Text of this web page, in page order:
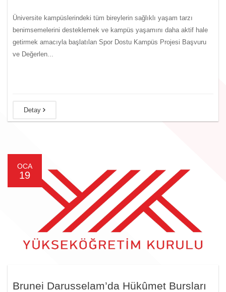
Üniversite kampüslerindeki tüm bireylerin sağlıklı yaşam tarzı
benimsemelerini desteklemek ve kampüs yaşamını daha aktif hale
getirmek amacıyla başlatılan Spor Dostu Kampüs Projesi Başvuru
ve Değerlen...
Detay
OCA
19
Brunei Darusselam’da Hükûmet Bursları